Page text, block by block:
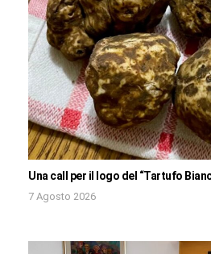
Una call per il logo del “Tartufo
7 Agosto 2026